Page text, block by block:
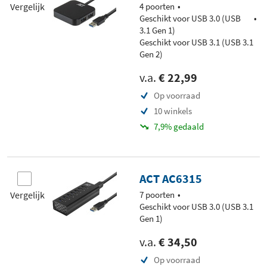
Vergelijk
4 poorten
Geschikt voor USB 3.0 (USB
3.1 Gen 1)
Geschikt voor USB 3.1 (USB 3.1
Gen 2)
v.a. € 22,99
Op voorraad
10 winkels
7,9% gedaald
Vergelijk
ACT AC6315
7 poorten
Geschikt voor USB 3.0 (USB 3.1
Gen 1)
v.a. € 34,50
Op voorraad